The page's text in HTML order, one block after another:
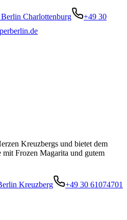
Charlottenburg
+49 30
Kreuzbergs und bietet dem
mit Frozen Magarita und gutem
Kreuzberg
+49 30 61074701